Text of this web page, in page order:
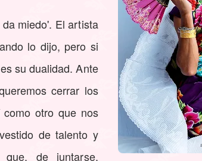
miedo'. El artista
lo dijo, pero si
su dualidad. Ante
cerrar los
otro que nos
de talento y
de juntarse,